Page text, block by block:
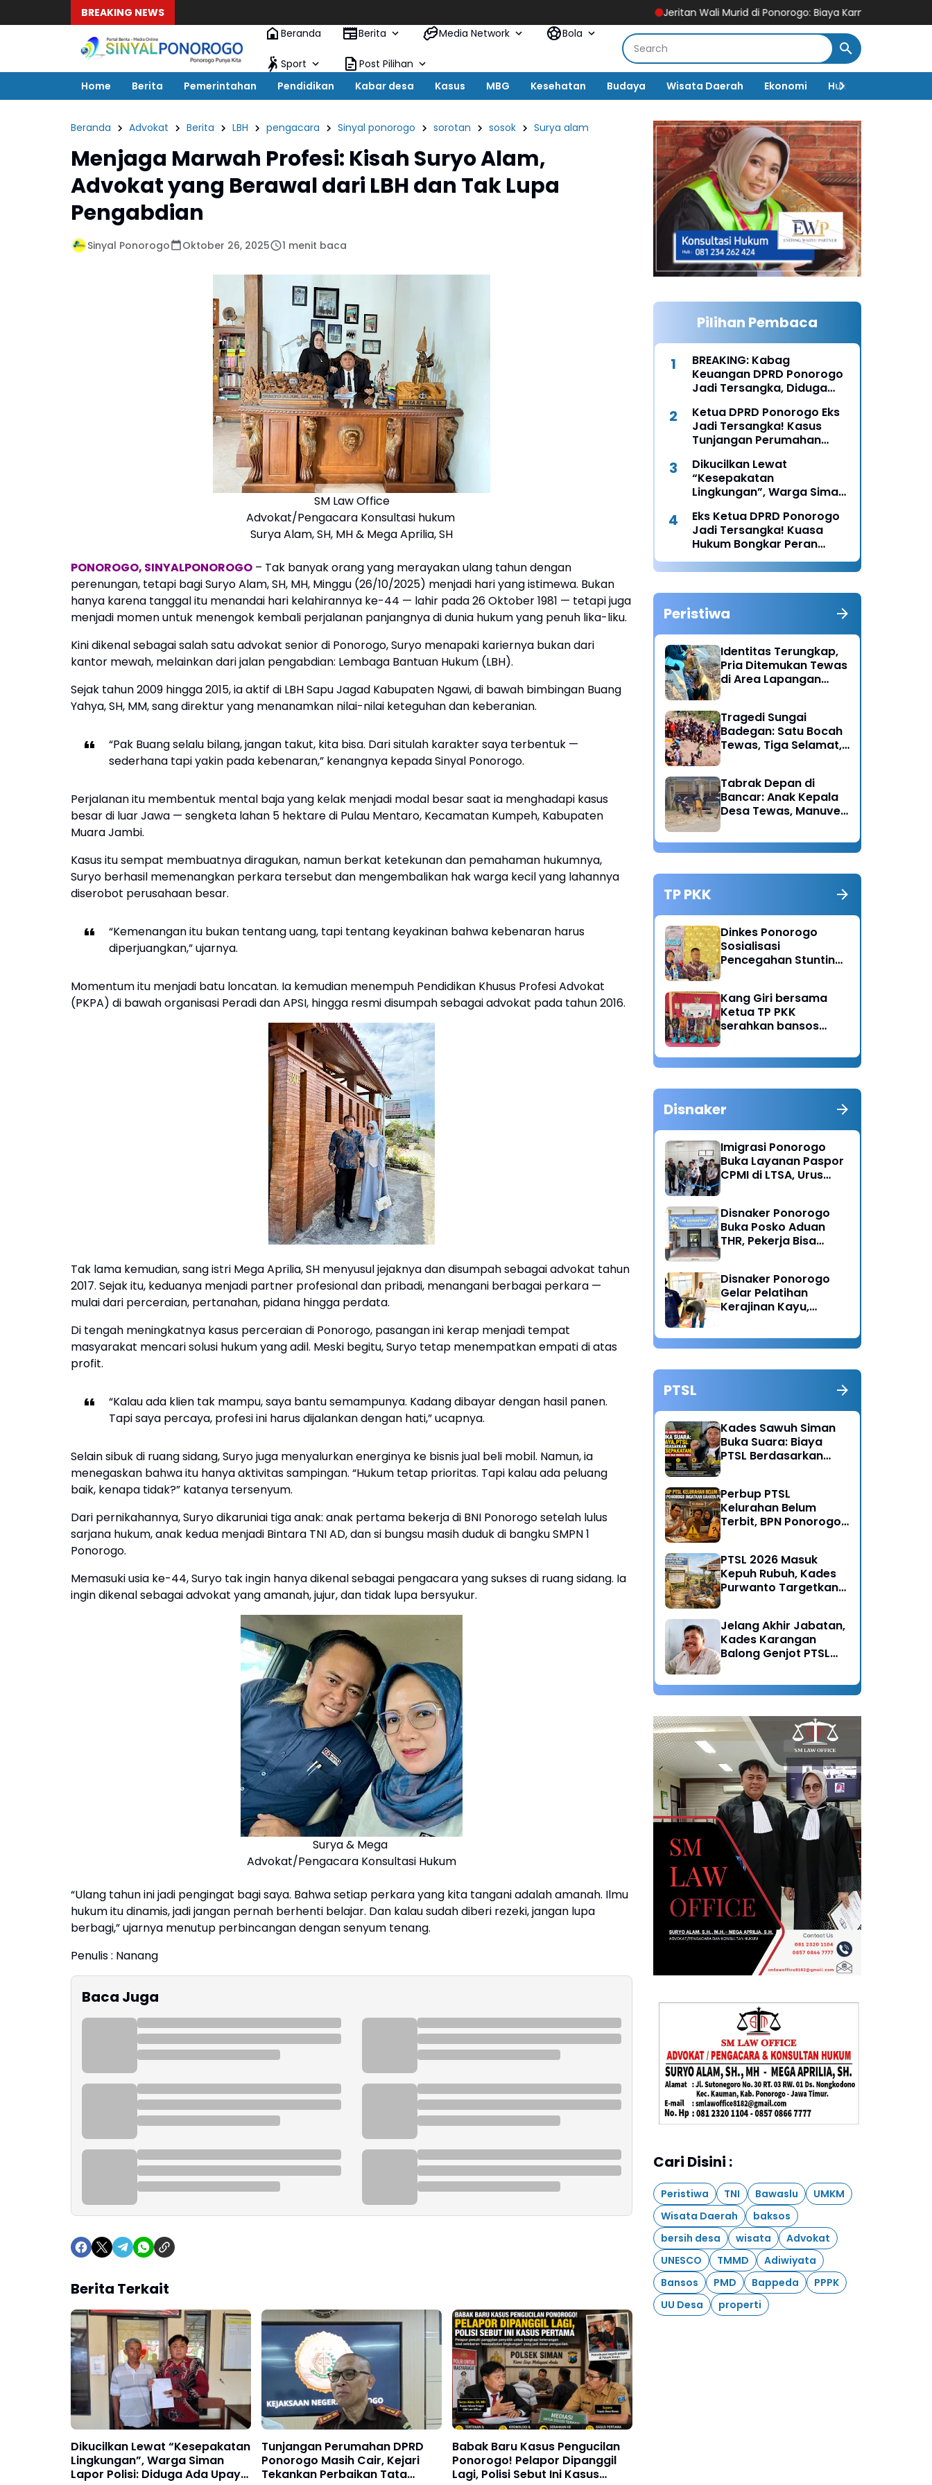
BREAKING NEWS
Jeritan Wali Murid di Ponorogo: Biaya Karnaval HUT RI Tembus Rp250
Beranda
Berita Media Network Bola
Sport
Post Pilihan
Home
Berita Pemerintahan Pendidikan Kabar desa Kasus MBG Kesehatan Budaya Wisata Daerah Ekonomi Hukum & Kriminal
Beranda Advokat Berita LBH pengacara Sinyal ponorogo sorotan sosok Surya alam
Menjaga Marwah Profesi: Kisah Suryo Alam,
Advokat yang Berawal dari LBH dan Tak Lupa
Pengabdian
Sinyal Ponorogo Oktober 26, 2025 1 menit baca
SM Law Office
Advokat/Pengacara Konsultasi hukum
Surya Alam, SH, MH & Mega Aprilia, SH
PONOROGO, SINYALPONOROGO – Tak banyak orang yang merayakan ulang tahun dengan
perenungan, tetapi bagi Suryo Alam, SH, MH, Minggu (26/10/2025) menjadi hari yang istimewa. Bukan
hanya karena tanggal itu menandai hari kelahirannya ke-44 — lahir pada 26 Oktober 1981 — tetapi juga
menjadi momen untuk menengok kembali perjalanan panjangnya di dunia hukum yang penuh lika-liku.
Kini dikenal sebagai salah satu advokat senior di Ponorogo, Suryo menapaki kariernya bukan dari
kantor mewah, melainkan dari jalan pengabdian: Lembaga Bantuan Hukum (LBH).
Sejak tahun 2009 hingga 2015, ia aktif di LBH Sapu Jagad Kabupaten Ngawi, di bawah bimbingan Buang
Yahya, SH, MM, sang direktur yang menanamkan nilai-nilai keteguhan dan keberanian.
“Pak Buang selalu bilang, jangan takut, kita bisa. Dari situlah karakter saya terbentuk —
sederhana tapi yakin pada kebenaran,” kenangnya kepada Sinyal Ponorogo.
Perjalanan itu membentuk mental baja yang kelak menjadi modal besar saat ia menghadapi kasus
besar di luar Jawa — sengketa lahan 5 hektare di Pulau Mentaro, Kecamatan Kumpeh, Kabupaten
Muara Jambi.
Kasus itu sempat membuatnya diragukan, namun berkat ketekunan dan pemahaman hukumnya,
Suryo berhasil memenangkan perkara tersebut dan mengembalikan hak warga kecil yang lahannya
diserobot perusahaan besar.
“Kemenangan itu bukan tentang uang, tapi tentang keyakinan bahwa kebenaran harus
diperjuangkan,” ujarnya.
Momentum itu menjadi batu loncatan. Ia kemudian menempuh Pendidikan Khusus Profesi Advokat
(PKPA) di bawah organisasi Peradi dan APSI, hingga resmi disumpah sebagai advokat pada tahun 2016.
Tak lama kemudian, sang istri Mega Aprilia, SH menyusul jejaknya dan disumpah sebagai advokat tahun
2017. Sejak itu, keduanya menjadi partner profesional dan pribadi, menangani berbagai perkara —
mulai dari perceraian, pertanahan, pidana hingga perdata.
Di tengah meningkatnya kasus perceraian di Ponorogo, pasangan ini kerap menjadi tempat
masyarakat mencari solusi hukum yang adil. Meski begitu, Suryo tetap menempatkan empati di atas
profit.
“Kalau ada klien tak mampu, saya bantu semampunya. Kadang dibayar dengan hasil panen.
Tapi saya percaya, profesi ini harus dijalankan dengan hati,” ucapnya.
Selain sibuk di ruang sidang, Suryo juga menyalurkan energinya ke bisnis jual beli mobil. Namun, ia
menegaskan bahwa itu hanya aktivitas sampingan. “Hukum tetap prioritas. Tapi kalau ada peluang
baik, kenapa tidak?” katanya tersenyum.
Dari pernikahannya, Suryo dikaruniai tiga anak: anak pertama bekerja di BNI Ponorogo setelah lulus
sarjana hukum, anak kedua menjadi Bintara TNI AD, dan si bungsu masih duduk di bangku SMPN 1
Ponorogo.
Memasuki usia ke-44, Suryo tak ingin hanya dikenal sebagai pengacara yang sukses di ruang sidang. Ia
ingin dikenal sebagai advokat yang amanah, jujur, dan tidak lupa bersyukur.
Surya & Mega
Advokat/Pengacara Konsultasi Hukum
“Ulang tahun ini jadi pengingat bagi saya. Bahwa setiap perkara yang kita tangani adalah amanah. Ilmu
hukum itu dinamis, jadi jangan pernah berhenti belajar. Dan kalau sudah diberi rezeki, jangan lupa
berbagi,” ujarnya menutup perbincangan dengan senyum tenang.
Penulis : Nanang
Baca Juga
Berita Terkait
Dikucilkan Lewat “Kesepakatan
Lingkungan”, Warga Siman
Lapor Polisi: Diduga Ada Upaya
Tunjangan Perumahan DPRD
Ponorogo Masih Cair, Kejari
Tekankan Perbaikan Tata
Babak Baru Kasus Pengucilan
Ponorogo! Pelapor Dipanggil
Lagi, Polisi Sebut Ini Kasus
Pilihan Pembaca
BREAKING: Kabag
Keuangan DPRD Ponorogo
Jadi Tersangka, Diduga
Ketua DPRD Ponorogo Eks
Jadi Tersangka! Kasus
Tunjangan Perumahan
Dikucilkan Lewat
“Kesepakatan
Lingkungan”, Warga Siman
Upaya Pembunuhan
Karakter
Eks Ketua DPRD Ponorogo
Jadi Tersangka! Kuasa
Hukum Bongkar Peran
Perbup & Appraisal: “Kami
Uji Prosesnya”
Peristiwa
Identitas Terungkap,
Pria Ditemukan Tewas
di Area Lapangan
Hipertensi
Tragedi Sungai
Badegan: Satu Bocah
Tewas, Tiga Selamat,
Tabrak Depan di
Bancar: Anak Kepala
Desa Tewas, Manuver
Diduga Jadi Pemicu
TP PKK
Dinkes Ponorogo
Sosialisasi
Pencegahan Stunting,
Emas
Kang Giri bersama
Ketua TP PKK
serahkan bansos
Sukorejo Ponorogo
Disnaker
Imigrasi Ponorogo
Buka Layanan Paspor
CPMI di LTSA, Urus
Disnaker Ponorogo
Buka Posko Aduan
THR, Pekerja Bisa
Disnaker Ponorogo
Gelar Pelatihan
Kerajinan Kayu,
Wirausaha Baru
PTSL
Kades Sawuh Siman
Buka Suara: Biaya
PTSL Berdasarkan
Perbup PTSL
Kelurahan Belum
Terbit, BPN Ponorogo
PTSL 2026 Masuk
Kepuh Rubuh, Kades
Purwanto Targetkan
Jelang Akhir Jabatan,
Kades Karangan
Balong Genjot PTSL
Administrasi untuk
Generasi Mendatang
Cari Disini :
Peristiwa TNI Bawaslu
UMKM
Wisata Daerah
baksos
bersih desa
wisata
Advokat
UNESCO
TMMD
Adiwiyata
Bansos
PMD Bappeda
PPPK
UU Desa
properti